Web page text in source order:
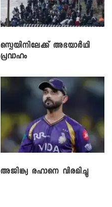
സ്പെയിനിലേക്ക് അഭയാർഥി
പ്രവാഹം
അജിങ്ക്യ രഹാനെ വിരമിച്ചു